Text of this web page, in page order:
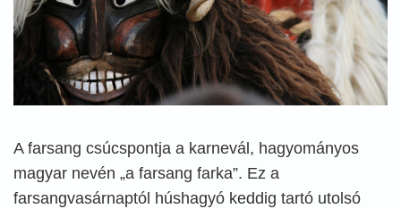
A farsang csúcspontja a karnevál, hagyományos
magyar nevén „a farsang farka”. Ez a
farsangvasárnaptól húshagyó keddig tartó utolsó